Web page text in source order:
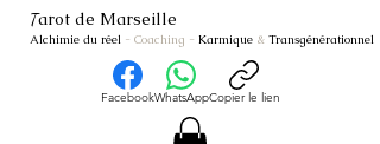
Tarot de Marseille
Alchimie du réel - Coaching - Karmique & Transgénérationnel
FacebookWhatsAppCopier le lien